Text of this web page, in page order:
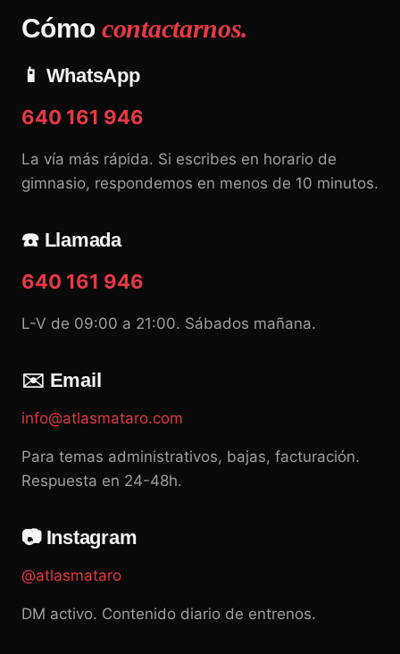
Cómo contactarnos.
📱 WhatsApp
640 161 946
La vía más rápida. Si escribes en horario de
gimnasio, respondemos en menos de 10 minutos.
☎️ Llamada
640 161 946
L-V de 09:00 a 21:00. Sábados mañana.
✉️ Email
info@atlasmataro.com
Para temas administrativos, bajas, facturación.
Respuesta en 24-48h.
📷 Instagram
@atlasmataro
DM activo. Contenido diario de entrenos.